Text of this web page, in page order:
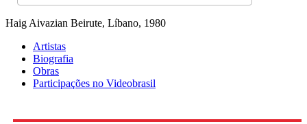
Haig Aivazian Beirute, Líbano, 1980
Artistas
Biografia
Obras
Participações no Videobrasil